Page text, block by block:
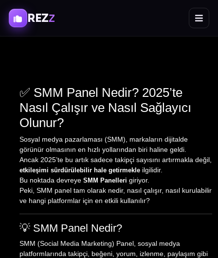
REZZ
✅ SMM Panel Nedir? 2025’te
Nasıl Çalışır ve Nasıl Sağlayıcı
Olunur?
Sosyal medya pazarlaması (SMM), markaların dijitalde
görünür olmasının en hızlı yollarından biri haline geldi.
Ancak 2025’te bu artık sadece takipçi sayısını artırmakla değil,
etkileşimi sürdürülebilir hale getirmekle ilgilidir.
Bu noktada devreye SMM Panelleri giriyor.
Peki, SMM panel tam olarak nedir, nasıl çalışır, nasıl kurulabilir
ve hangi platformlar için en etkili kullanılır?
💡 SMM Panel Nedir?
SMM (Social Media Marketing) Panel, sosyal medya
platformlarında takipçi, beğeni, yorum, izlenme, paylaşım gibi